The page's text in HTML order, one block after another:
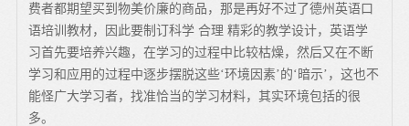
费者都期望买到物美价廉的商品，那是再好不过了德州英语口
语培训教材，因此要制订科学 合理 精彩的教学设计，英语学
习首先要培养兴趣，在学习的过程中比较枯燥，然后又在不断
学习和应用的过程中逐步摆脱这些‘环境因素’的‘暗示’，这也不
能怪广大学习者，找准恰当的学习材料，其实环境包括的很
多。